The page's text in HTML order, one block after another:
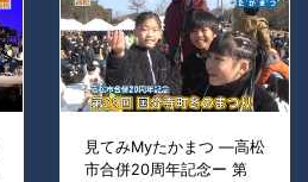
見てみMyたかまつ ―高松
市合併20周年記念ー 第